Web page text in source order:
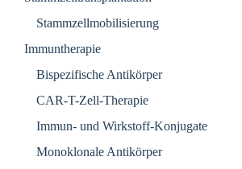
Stammzellmobilisierung
Immuntherapie
Bispezifische Antikörper
CAR-T-Zell-Therapie
Immun- und Wirkstoff-Konjugate
Monoklonale Antikörper